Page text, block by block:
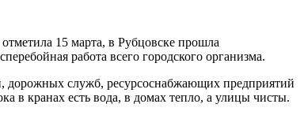
15 марта, в Рубцовске прошла
работа всего городского организма.
дорожных служб, ресурсоснабжающих предприятий
в кранах есть вода, в домах тепло, а улицы чисты.